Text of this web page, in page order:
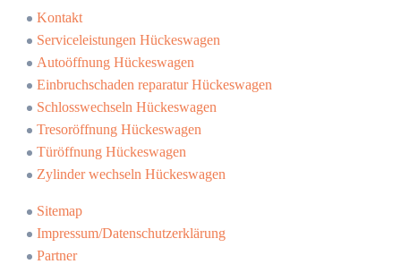
Kontakt
Serviceleistungen Hückeswagen
Autoöffnung Hückeswagen
Einbruchschaden reparatur Hückeswagen
Schlosswechseln Hückeswagen
Tresoröffnung Hückeswagen
Türöffnung Hückeswagen
Zylinder wechseln Hückeswagen
Sitemap
Impressum/Datenschutzerklärung
Partner